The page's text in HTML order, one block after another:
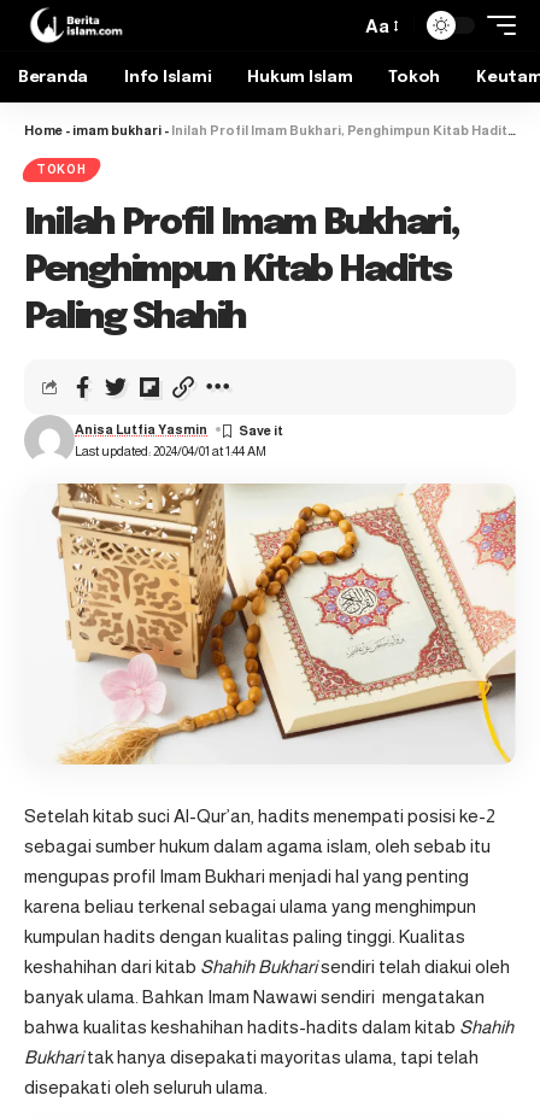
Aa
Beranda Info Islami Hukum Islam Tokoh
Home - imam bukhari - Inilah Profil Imam Bukhari, Penghimpun Kitab Hadits Paling Shahih
TOKOH
Inilah Profil Imam Bukhari,
Penghimpun Kitab Hadits
Paling Shahih
Last updated: 2024/04/01 at 1:44 AM
Anisa Lutfia Yasmin
Setelah kitab suci Al-Qur’an, hadits menempati posisi ke-2
sebagai sumber hukum dalam agama islam, oleh sebab itu
mengupas profil Imam Bukhari menjadi hal yang penting
karena beliau terkenal sebagai ulama yang menghimpun
kumpulan hadits dengan kualitas paling tinggi. Kualitas
keshahihan dari kitab Shahih Bukharisendiri telah diakui oleh
banyak ulama. Bahkan Imam Nawawi sendiri mengatakan
bahwa kualitas keshahihan hadits-hadits dalam kitab Shahih
Bukharitak hanya disepakati mayoritas ulama, tapi telah
disepakati oleh seluruh ulama.